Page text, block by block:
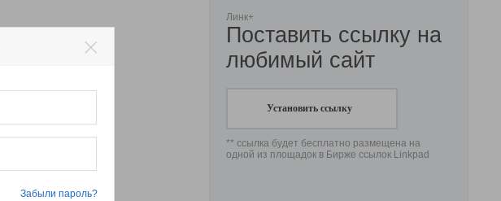
Линк+
Поставить ссылку на
любимый сайт
Установить ссылку
** ссылка будет бесплатно размещена на
одной из площадок в Бирже ссылок Linkpad
Забыли пароль?